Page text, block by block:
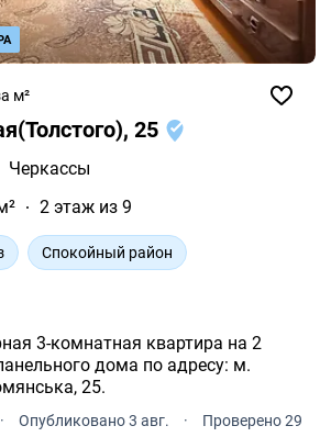
м²
25
Черкассы
2 этаж из 9
Спокойный район
3-комнатная квартира на 2
дома по адресу: м.
25.
· Опубликовано 3 авг. ·
Проверено 29